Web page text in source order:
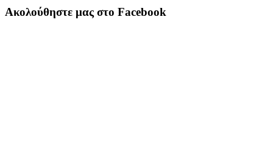
Ακολούθηστε μας στο Facebook